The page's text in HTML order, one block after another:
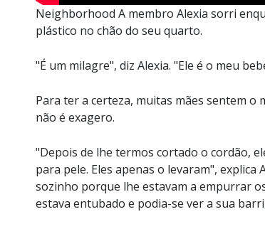
Neighborhood A membro Alexia sorri
plástico no chão do seu quarto.
"É um milagre", diz Alexia. "Ele é o meu
Para ter a certeza, muitas mães sentem o
não é exagero.
"Depois de lhe termos cortado o cordão,
para pele. Eles apenas o levaram",
sozinho porque lhe estavam a empurrar
estava entubado e podia-se ver a sua